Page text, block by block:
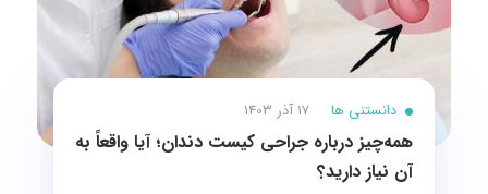
دانستنی ها 17 آذر 1403
همه‌چیز درباره جراحی کیست دندان؛ آیا واقعاً به
آن نیاز دارید؟